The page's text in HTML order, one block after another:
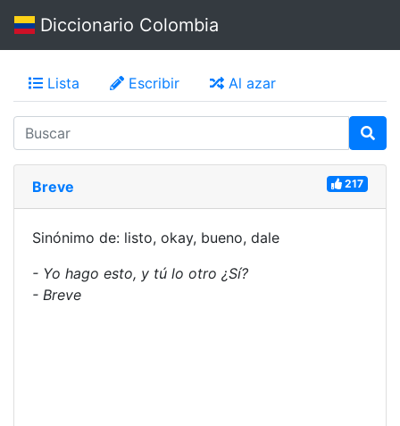
Diccionario Colombia
Lista Escribir Al azar
Breve 217
Sinónimo de: listo, okay, bueno, dale
- Yo hago esto, y tú lo otro ¿Sí?
- Breve